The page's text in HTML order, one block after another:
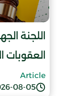
اللجنة
الرياضي 2025 - 2026
08-05
Article